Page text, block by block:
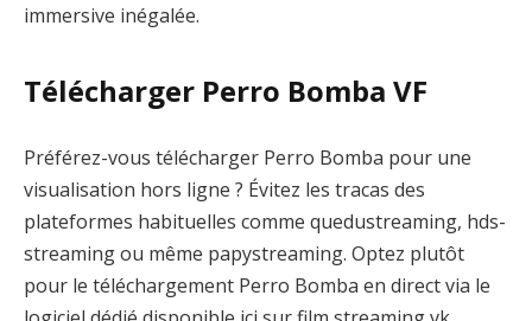
immersive inégalée.
Télécharger Perro Bomba VF
Préférez-vous télécharger Perro Bomba pour une
visualisation hors ligne ? Évitez les tracas des
plateformes habituelles comme quedustreaming, hds-
streaming ou même papystreaming. Optez plutôt
pour le téléchargement Perro Bomba en direct via le